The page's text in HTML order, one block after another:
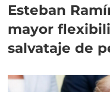
Esteban
mayor
salvataje de